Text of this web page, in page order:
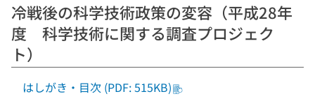
冷戦後の科学技術政策の変容（平成28年
度 科学技術に関する調査プロジェク
ト）
はしがき・目次 (PDF: 515KB)